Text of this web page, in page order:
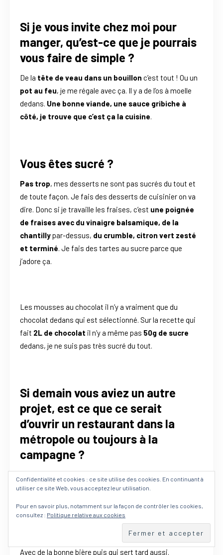
Si je vous invite chez moi pour
manger, qu’est-ce que je pourrais
vous faire de simple ?
De la tête de veau dans un bouillon c’est tout ! Ou un
pot au feu, je me régale avec ça. Il y a de l’os à moelle
dedans. Une bonne viande, une sauce gribiche à
côté, je trouve que c’est ça la cuisine.
Vous êtes sucré ?
Pas trop, mes desserts ne sont pas sucrés du tout et
de toute façon. Je fais des desserts de cuisinier on va
dire. Donc si je travaille les fraises, c’est une poignée
de fraises avec du vinaigre balsamique, de la
chantillypar-dessus, du crumble, citron vert zesté
et terminé. Je fais des tartes au sucre parce que
j’adore ça.
Les mousses au chocolat il n’y a vraiment que du
chocolat dedans qui est sélectionné. Sur la recette qui
fait 2L de chocolat il n’y a même pas 50g de sucre
dedans, je ne suis pas très sucré du tout.
Si demain vous aviez un autre
projet, est ce que ce serait
d’ouvrir un restaurant dans la
métropole ou toujours à la
campagne ?
Toujoursà la campagne.J’aimerais bien me faireun
bar à manger, dans l’esprit où on mange
tapas de chez nous, desmini-bouchées
mini-croquettes de cochondans
par exemple. Avec du bon vin.
Avec de la bonne bière puis qui sert tard aussi.
Confidentialité et cookies : ce site utilise des cookies. En continuant à
utiliser ce site Web, vous acceptez leur utilisation.
Pour en savoir plus, notamment sur la façon de contrôler les cookies,
consultez : Politique relative aux cookies
En continuant à utiliser le site, vous acceptez l’utilisation des
Accepter